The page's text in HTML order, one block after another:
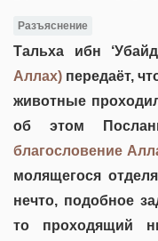
Разъяснение
Тальха ибн
Аллах) передаёт,
животные
об этом
благословение
молящегося
нечто, подобное
то проходящий